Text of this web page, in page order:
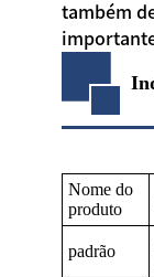
também
Nome do
produto
padrão